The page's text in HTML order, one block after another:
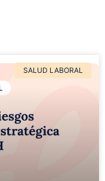
SALUD LABORAL